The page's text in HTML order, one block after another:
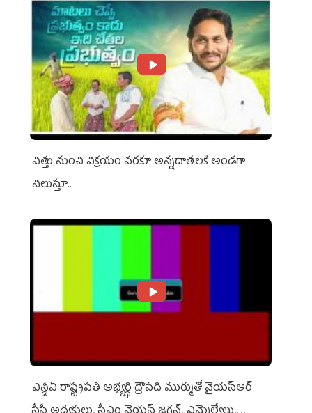
విత్తు నుంచి విక్రయం వరకూ అన్నదాతలకి అండగా
నిలుస్తూ..
ఎన్డీఏ రాష్ట్ర‌ప‌తి అభ్య‌ర్థి ద్రౌప‌ది ముర్ముతో వైయ‌స్ఆర్